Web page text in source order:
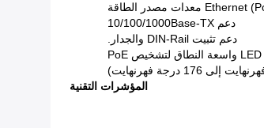
دعم 10/100/1000Base-TX
دعم تثبيت DIN-Rail والجدار.
المؤشرات التقنية